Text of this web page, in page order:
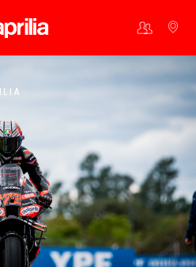
Aller au contenu principal